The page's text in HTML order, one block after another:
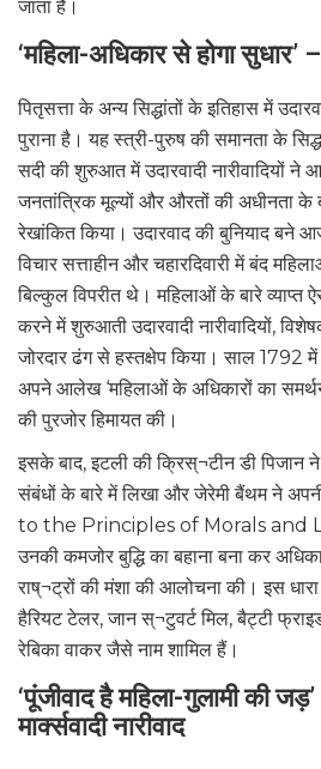
जाता है।
‘महिला-अधिकार से होगा सुधार’ –
पितृसत्ता के अन्य सिद्धांतों के इतिहास में
पुराना है। यह स्त्री-पुरुष की समानता के
सदी की शुरुआत में उदारवादी नारीवादियों ने
जनतांत्रिक मूल्यों और औरतों की अधीनता के
रेखांकित किया। उदारवाद की बुनियाद बने
विचार सत्ताहीन और चहारदिवारी में बंद
बिल्कुल विपरीत थे। महिलाओं के बारे व्याप्त
करने में शुरुआती उदारवादी नारीवादियों,
जोरदार ढंग से हस्तक्षेप किया। साल 1792
अपने आलेख ‘महिलाओं के अधिकारों का
की पुरजोर हिमायत की।
इसके बाद, इटली की क्रिस्¬टीन डी पिजान
संबंधों के बारे में लिखा और जेरेमी बैंथम ने
to the Principles of Morals and
उनकी कमजोर बुद्धि का बहाना बना कर
राष्¬ट्रों की मंशा की आलोचना की। इस
हैरियट टेलर, जान स्¬टुवर्ट मिल, बैट्टी
रेबिका वाकर जैसे नाम शामिल हैं।
‘पूंजीवाद है महिला-गुलामी की
मार्क्सवादी नारीवाद